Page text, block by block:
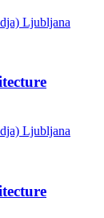
Ljubljana
Ljubljana